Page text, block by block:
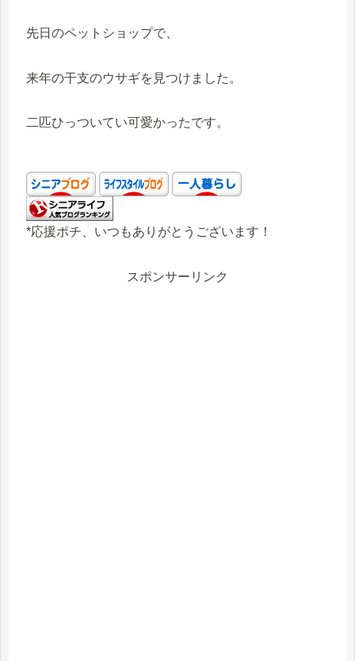
先日のペットショップで、
来年の干支のウサギを見つけました。
二匹ひっついてい可愛かったです。
*応援ポチ、いつもありがとうございます！
スポンサーリンク